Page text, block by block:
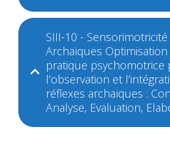
SIII-10 -
Archaïques
pratique psychomotrice
l’observation et
réflexes archaïques :
Analyse, Evaluation,